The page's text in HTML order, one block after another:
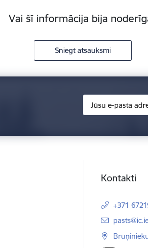
Vai šī informācija bija
Sniegt atsauksmi
Kontakti
+371
E-pasts: